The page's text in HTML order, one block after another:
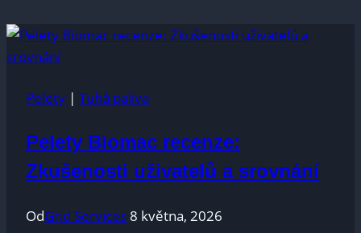
Pelety | Tuhá paliva
Pelety Biomac recenze:
Zkušenosti uživatelů a srovnání
OdGrid Services 8 května, 2026